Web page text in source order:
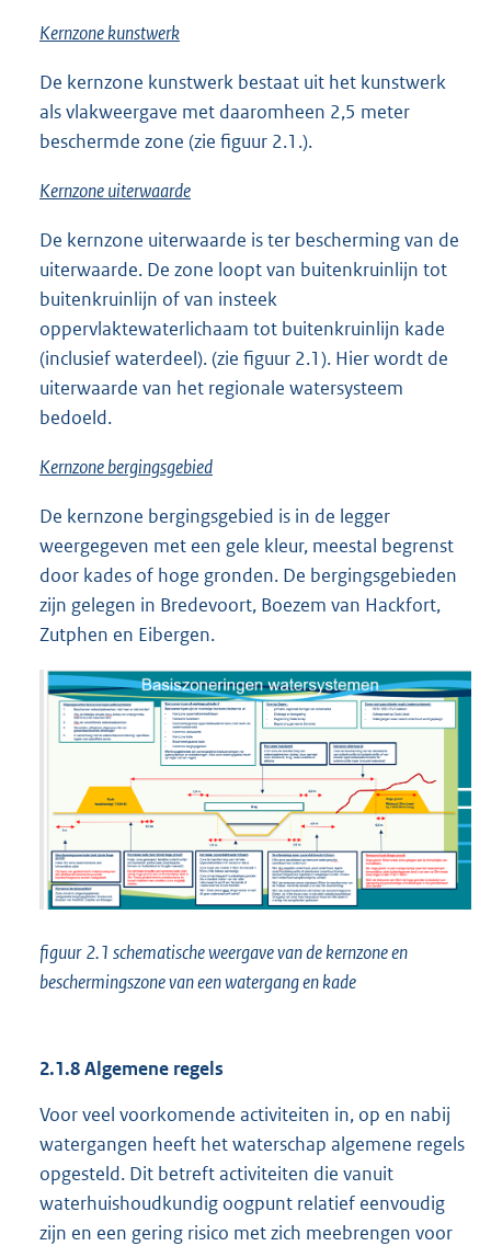
Kernzone kunstwerk
De kernzone kunstwerk bestaat uit het kunstwerk
als vlakweergave met daaromheen 2,5 meter
beschermde zone (zie figuur 2.1.).
Kernzone uiterwaarde
De kernzone uiterwaarde is ter bescherming van de
uiterwaarde. De zone loopt van buitenkruinlijn tot
buitenkruinlijn of van insteek
oppervlaktewaterlichaam tot buitenkruinlijn kade
(inclusief waterdeel). (zie figuur 2.1). Hier wordt de
uiterwaarde van het regionale watersysteem
bedoeld.
Kernzone bergingsgebied
De kernzone bergingsgebied is in de legger
weergegeven met een gele kleur, meestal begrenst
door kades of hoge gronden. De bergingsgebieden
zijn gelegen in Bredevoort, Boezem van Hackfort,
Zutphen en Eibergen.
figuur 2.1 schematische weergave van de kernzone en
beschermingszone van een watergang en kade
2.1.8 Algemene regels
Voor veel voorkomende activiteiten in, op en nabij
watergangen heeft het waterschap algemene regels
opgesteld. Dit betreft activiteiten die vanuit
waterhuishoudkundig oogpunt relatief eenvoudig
zijn en een gering risico met zich meebrengen voor